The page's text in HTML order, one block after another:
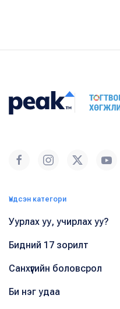
Үндсэн категори
Уурлах уу, учирлах уу?
Бидний 17 зорилт
Санхүүгийн боловсрол
Би нэг удаа